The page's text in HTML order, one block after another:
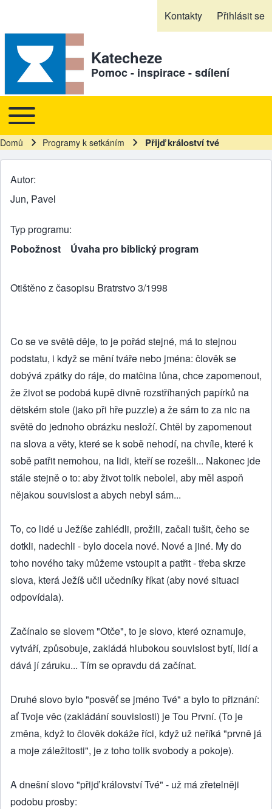
Kontakty Přihlásit se
Katecheze
Pomoc - inspirace - sdílení
Hlavní navigace
Toggle main menu
Drobečková navigace
Domů Programy k setkáním Přijď králoství tvé
Autor
Jun, Pavel
Typ programu
Pobožnost
Úvaha pro biblický program
Otištěno z časopisu Bratrstvo 3/1998
Co se ve světě děje, to je pořád stejné, má to stejnou
podstatu, i když se mění tváře nebo jména: člověk se
dobývá zpátky do ráje, do matčina lůna, chce zapomenout,
že život se podobá kupě divně rozstříhaných papírků na
dětském stole (jako při hře puzzle) a že sám to za nic na
světě do jednoho obrázku nesloží. Chtěl by zapomenout
na slova a věty, které se k sobě nehodí, na chvíle, které k
sobě patřit nemohou, na lidi, kteří se rozešli... Nakonec jde
stále stejně o to: aby život tolik nebolel, aby měl aspoň
nějakou souvislost a abych nebyl sám...
To, co lidé u Ježíše zahlédli, prožili, začali tušit, čeho se
dotkli, nadechli - bylo docela nové. Nové a jiné. My do
toho nového taky můžeme vstoupit a patřit - třeba skrze
slova, která Ježíš učil učedníky říkat (aby nové situaci
odpovídala).
Začínalo se slovem "Otče", to je slovo, které oznamuje,
vytváří, způsobuje, zakládá hlubokou souvislost bytí, lidí a
dává jí záruku... Tím se opravdu dá začínat.
Druhé slovo bylo "posvěť se jméno Tvé" a bylo to přiznání:
ať Tvoje věc (zakládání souvislosti) je Tou První. (To je
změna, když to člověk dokáže říci, když už neříká "prvně já
a moje záležitosti", je z toho tolik svobody a pokoje).
A dnešní slovo "přijď království Tvé" - už má zřetelněji
podobu prosby: